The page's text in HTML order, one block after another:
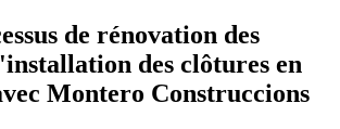
de rénovation des
des clôtures en
Montero Construccions